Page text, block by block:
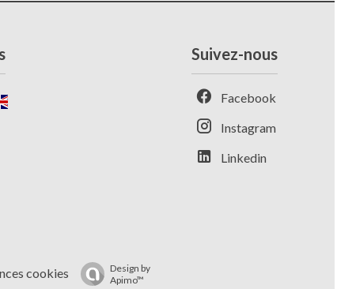
Suivez-nous
Facebook
Instagram
Linkedin
cookies
Design by
Apimo™